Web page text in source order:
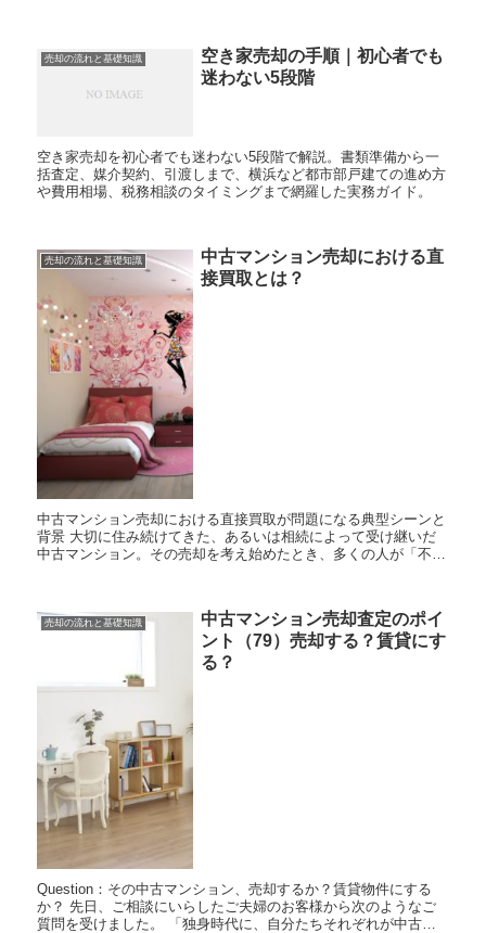
売却の流れと基礎知識
空き家売却の手順｜初心者でも
迷わない5段階
空き家売却を初心者でも迷わない5段階で解説。書類準備から一
括査定、媒介契約、引渡しまで、横浜など都市部戸建ての進め方
や費用相場、税務相談のタイミングまで網羅した実務ガイド。
売却の流れと基礎知識
中古マンション売却における直
接買取とは？
中古マンション売却における直接買取が問題になる典型シーンと
背景 大切に住み続けてきた、あるいは相続によって受け継いだ
中古マンション。その売却を考え始めたとき、多くの人が「不動
売却の流れと基礎知識
中古マンション売却査定のポイ
ント（79）売却する？賃貸にす
る？
Question：その中古マンション、売却するか？賃貸物件にする
か？ 先日、ご相談にいらしたご夫婦のお客様から次のようなご
質問を受けました。 「独身時代に、自分たちそれぞれが中古マ